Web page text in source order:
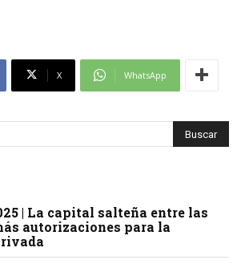
X WhatsApp
| La capital salteña entre las
autorizaciones para la